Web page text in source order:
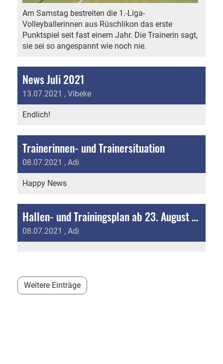
Am Samstag bestreiten die 1.-Liga-
Volleyballerinnen aus Rüschlikon das erste
Punktspiel seit fast einem Jahr. Die Trainerin sagt,
sie sei so angespannt wie noch nie.
News Juli 2021
13.07.2021 , Vibeke
Endlich!
Trainerinnen- und Trainersituation
08.07.2021 , Adi
Happy News
Hallen- und Trainingsplan ab 23. August bis Ende Saison 2021/22
08.07.2021 , Adi
Weitere Einträge